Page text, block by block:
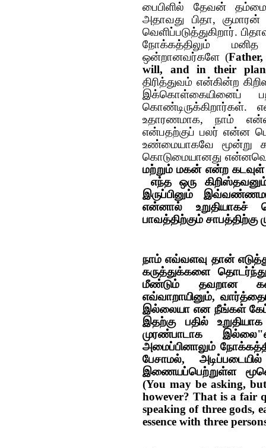
பைபிளில் தேவன் தம்மை
அதாவது பிதா,
வெளிப்படுத்துகிறார்.
நோக்கத்திலும் மனித
ஒன்றானவர்களே (
will, and in their
திரித்துவம் என்கின்ற
இக்கொள்கையினைப்
உதாரணமாக, நாம் என்ன
என்பதற்குப் பலர் என்ன
உண்மையாகவே மூன்று
கொடுமையானது
மற்றும் மகன் என்ற
எந்த ஒரு
இருப்பினும்
என்னால்
பாவத்திற்கும்
நாம் எவ்வளவு தான்
கருத்துக்களை
மீண்டும் தவறான
எவ்வாறாயினும்,
இல்லையா என நீங்கள்
இதற்கு பதில்
முரண்பாடாக
அமைப்பினாலும்
பேசாமல்,
இணையப்பெற்றுள்ள
(You may be asking,
however? That is a fair
speaking of three gods,
essence with three